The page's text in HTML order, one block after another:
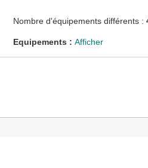
Nombre d'équipements différents :
Equipements : Afficher